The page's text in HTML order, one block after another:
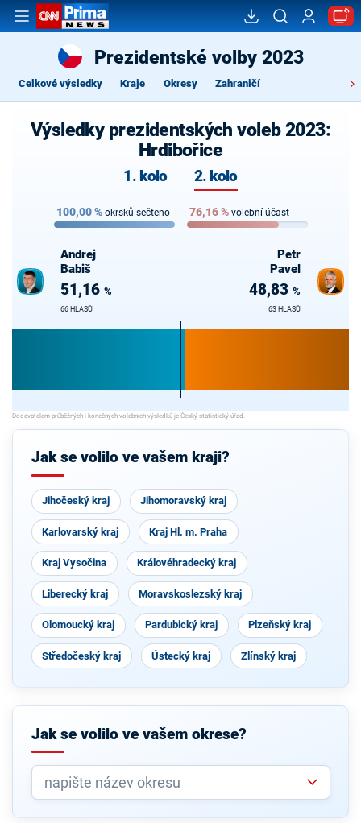
Prezidentské volby 2023
Celkové výsledky Kraje Okresy Zahraničí
Výsledky prezidentských voleb 2023:
Hrdibořice
1. kolo 2. kolo
100,00% okrsků sečteno 76,16% volební účast
Andrej
Babiš
51,16 %
66 HLASŮ
Petr
Pavel
48,83 %
63 HLASŮ
Jak se volilo ve vašem kraji?
Jihočeský kraj Jihomoravský kraj
Karlovarský kraj Kraj Hl. m. Praha
Kraj Vysočina Královéhradecký kraj
Liberecký kraj Moravskoslezský kraj
Olomoucký kraj Pardubický kraj Plzeňský kraj
Středočeský kraj Ústecký kraj Zlínský kraj
Jak se volilo ve vašem okrese?